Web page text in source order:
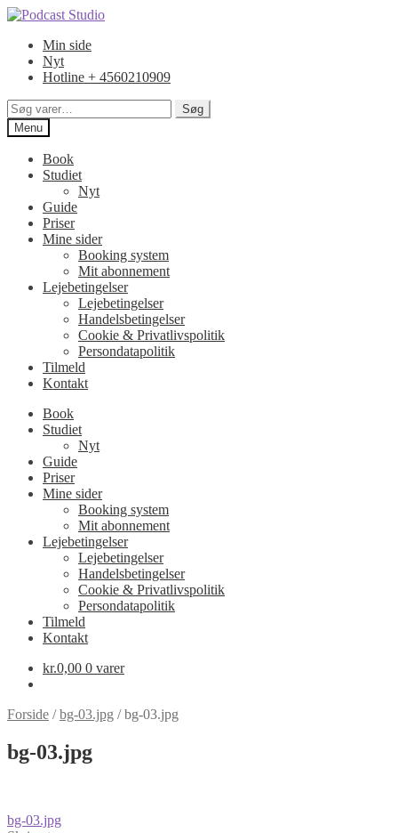
Spring
navigation
Spring
indholdMin side
Nyt
Hotline + 4560210909
Søg
efter:
Søg
Menu
Book
Studiet
Nyt
Guide
Priser
Mine sider
Booking system
Mit abonnement
Lejebetingelser
Lejebetingelser
Handelsbetingelser
Cookie & Privatlivspolitik
Persondatapolitik
Tilmeld
Kontakt
Book
Studiet
Nyt
Guide
Priser
Mine sider
Booking system
Mit abonnement
Lejebetingelser
Lejebetingelser
Handelsbetingelser
Cookie & Privatlivspolitik
Persondatapolitik
Tilmeld
Kontakt
kr.0,00 0 varer
Forside /bg-03.jpg /bg-03.jpg
bg-03.jpg
Indlægsnavigation
Forrige
bg-03.jpg